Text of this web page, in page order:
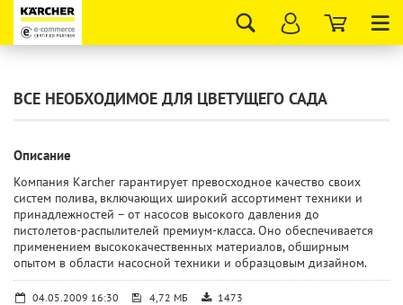
ВСЕ НЕОБХОДИМОЕ ДЛЯ ЦВЕТУЩЕГО САДА
Описание
Компания Karcher гарантирует превосходное качество своих
систем полива, включающих широкий ассортимент техники и
принадлежностей – от насосов высокого давления до
пистолетов-распылителей премиум-класса. Оно обеспечивается
применением высококачественных материалов, обширным
опытом в области насосной техники и образцовым дизайном.
04.05.2009 16:30 4,72 МБ 1473